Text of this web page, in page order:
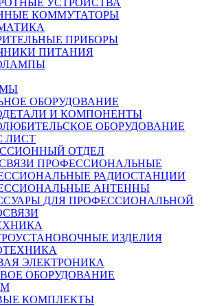
КОММУТАТОРЫ
ПРИБОРЫ
ПИТАНИЯ
ОБОРУДОВАНИЕ
И КОМПОНЕНТЫ
ОБОРУДОВАНИЕ
ЛИСТ
ОТДЕЛ
ПРОФЕССИОНАЛЬНЫЕ
РАДИОСТАНЦИИ
АНТЕННЫ
ДЛЯ ПРОФЕССИОНАЛЬНОЙ
ИЗДЕЛИЯ
ЭЛЕКТРОНИКА
ОБОРУДОВАНИЕ
КОМПЛЕКТЫ